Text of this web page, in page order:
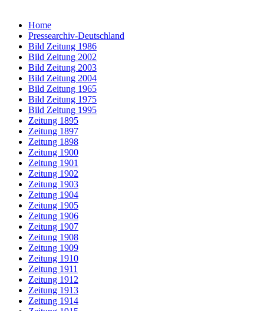
Home
Pressearchiv-Deutschland
Bild Zeitung 1986
Bild Zeitung 2002
Bild Zeitung 2003
Bild Zeitung 2004
Bild Zeitung 1965
Bild Zeitung 1975
Bild Zeitung 1995
Zeitung 1895
Zeitung 1897
Zeitung 1898
Zeitung 1900
Zeitung 1901
Zeitung 1902
Zeitung 1903
Zeitung 1904
Zeitung 1905
Zeitung 1906
Zeitung 1907
Zeitung 1908
Zeitung 1909
Zeitung 1910
Zeitung 1911
Zeitung 1912
Zeitung 1913
Zeitung 1914